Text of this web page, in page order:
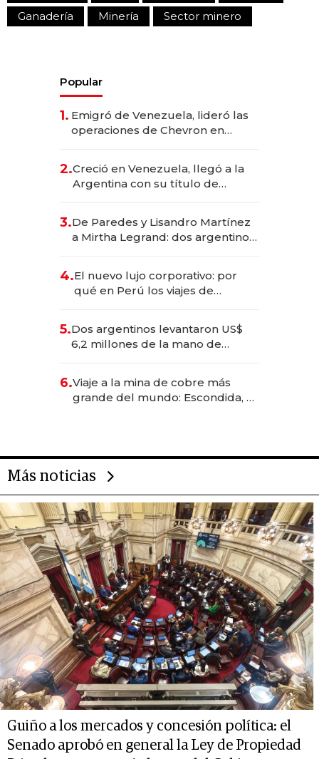
Ganadería
Minería Sector minero
Popular
1. Emigró de Venezuela, lideró las
operaciones de Chevron en
2.Creció en Venezuela, llegó a la
Argentina con su título de
las marcas "fast premium"
3.De Paredes y Lisandro Martínez
a Mirtha Legrand: dos argentinos
4.El nuevo lujo corporativo: por
qué en Perú los viajes de
transformadoras
5.Dos argentinos levantaron US$
6,2 millones de la mano de
6.Viaje a la mina de cobre más
grande del mundo: Escondida, el
Más noticias
Guiño a los mercados y concesión política: el
Senado aprobó en general la Ley de Propiedad